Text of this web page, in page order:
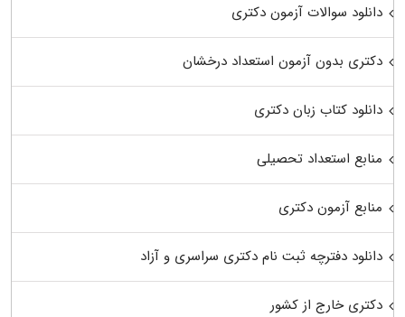
دانلود سوالات آزمون دکتری
دکتری بدون آزمون استعداد درخشان
دانلود کتاب زبان دکتری
منابع استعداد تحصیلی
منابع آزمون دکتری
دانلود دفترچه ثبت نام دکتری سراسری و آزاد
دکتری خارج از کشور